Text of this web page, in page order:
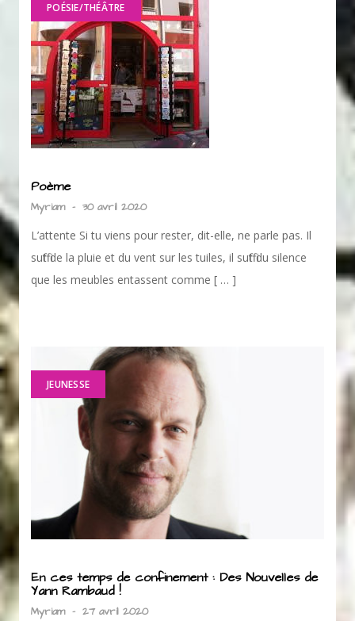
POÉSIE/THÉÂTRE
Poème
Myriam - 30 avril 2020
L’attente Si tu viens pour rester, dit-elle, ne parle pas. Il
suffit de la pluie et du vent sur les tuiles, il suffit du silence
que les meubles entassent comme [ … ]
JEUNESSE
En ces temps de confinement : Des Nouvelles de
Yann Rambaud !
Myriam - 27 avril 2020